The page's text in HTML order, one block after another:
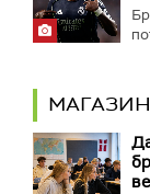
МАГАЗИН